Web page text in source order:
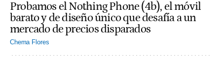
Probamos el Nothing Phone (4b), el móvil
barato y de diseño único que desafía a un
mercado de precios disparados
Chema Flores